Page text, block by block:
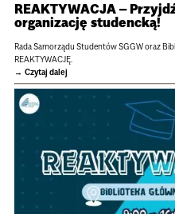
REAKTYWACJA –
organizację studencką!
Rada Samorządu Studentów SGGW oraz
REAKTYWACJĘ.
Czytaj dalej